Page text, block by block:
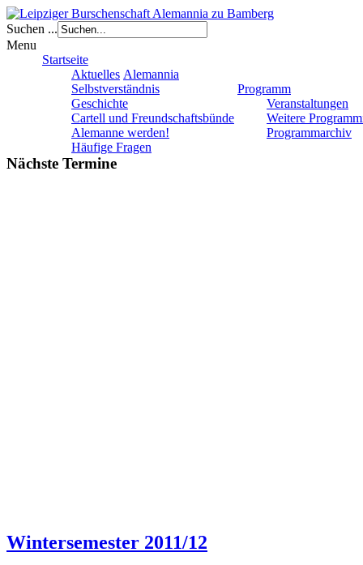
Suchen ...
Menu
Startseite
Aktuelles Alemannia
Selbstverständnis
Geschichte
Cartell und Freundschaftsbünde
Alemanne werden!
Häufige Fragen
Programm
Veranstaltungen
Weitere
Programmarchiv
Nächste Termine
Wintersemester 2011/12